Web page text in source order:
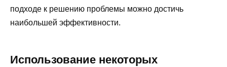
подходе к решению проблемы можно достичь
наибольшей эффективности.
Использование некоторых